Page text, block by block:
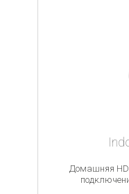
Домашняя HD